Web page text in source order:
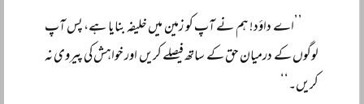
’’اے داؤد! ہم نے آپ کو زمین میں خلیفہ بنایا ہے، پس آپ
لوگوں کے درمیان حق کے ساتھ فیصلے کریں اور خواہش کی پیروی نہ
کریں۔‘‘